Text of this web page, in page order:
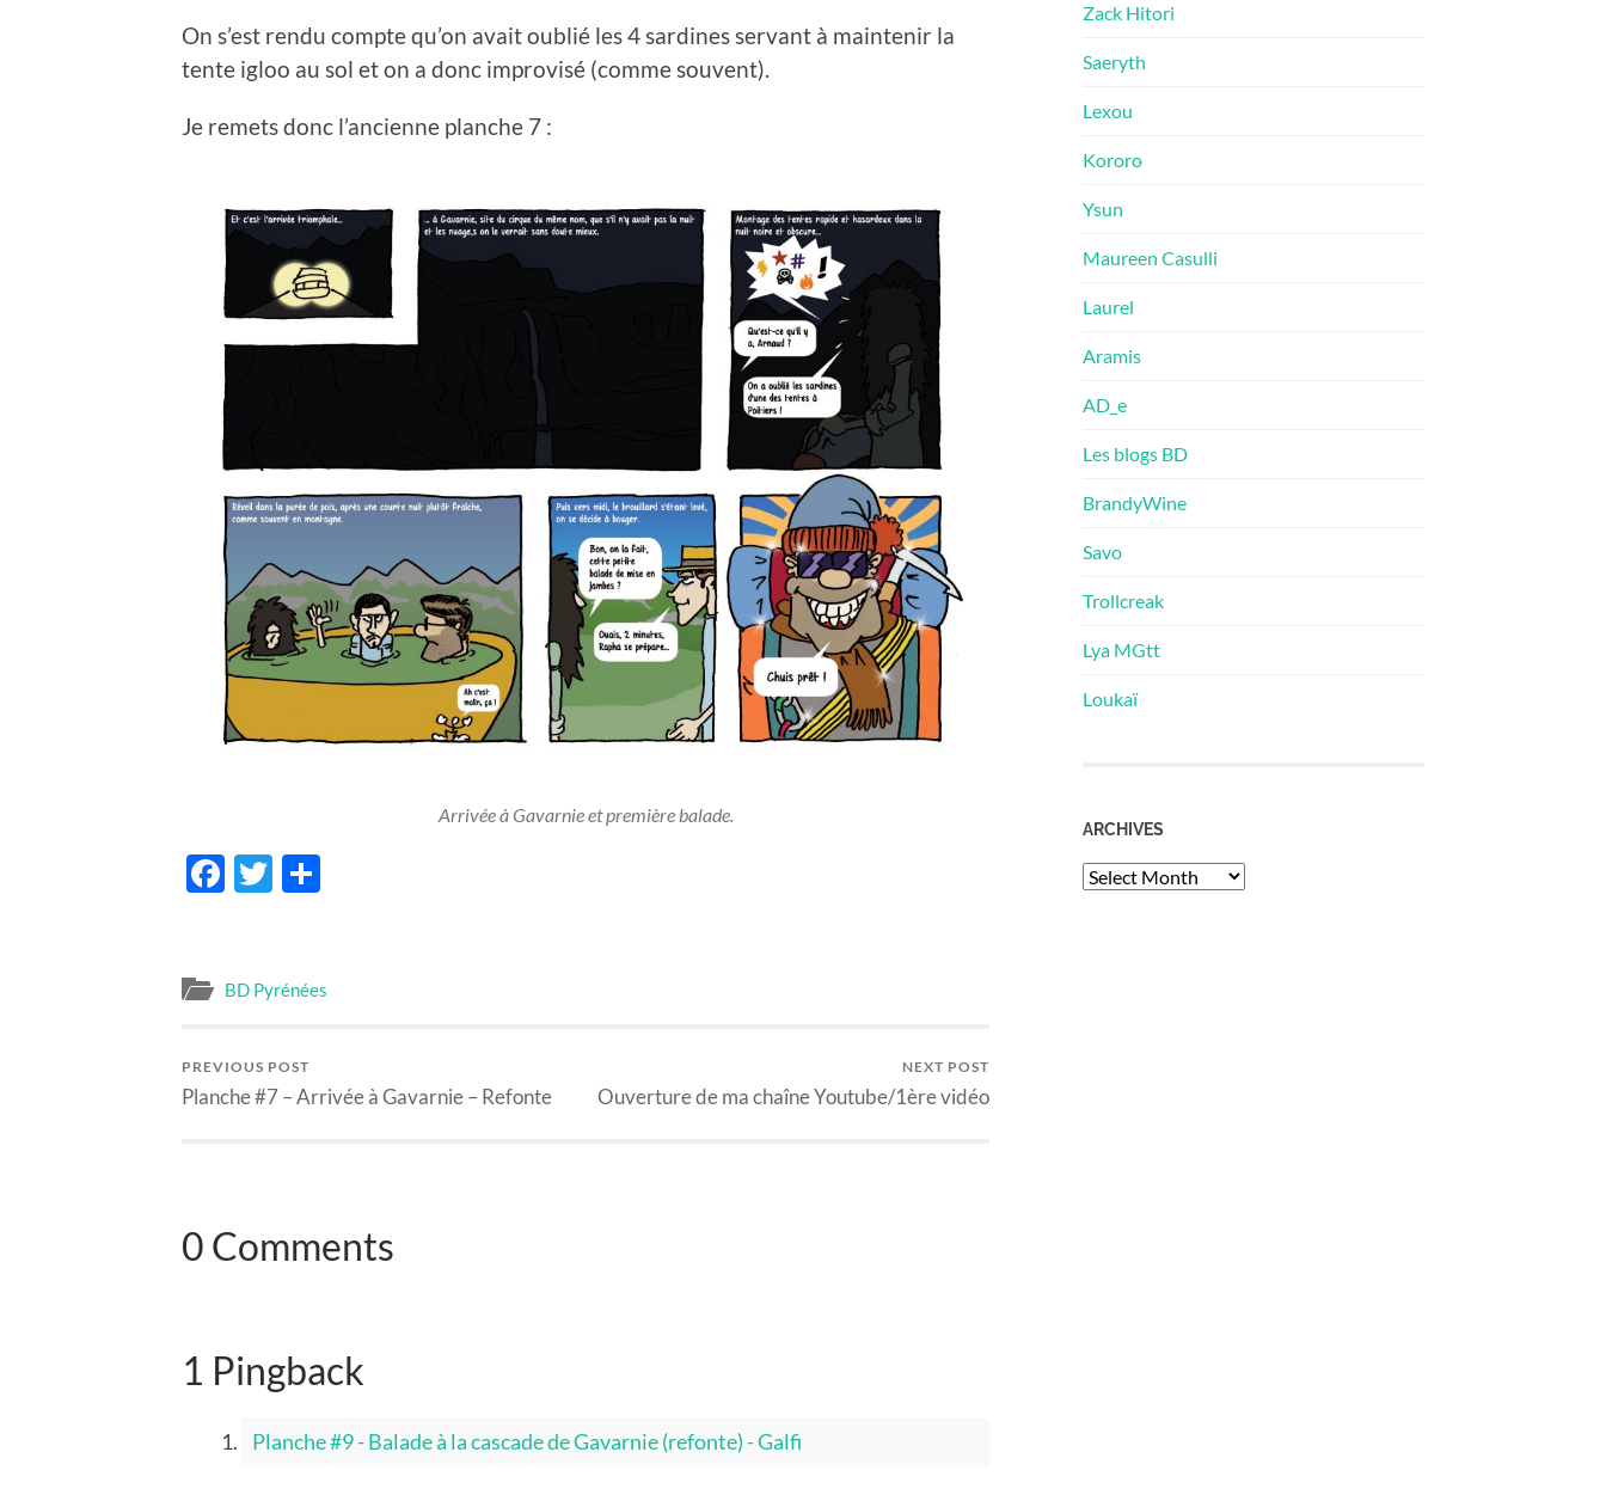
On s’est rendu compte qu’on avait oublié les 4 sardines servant à maintenir la
tente igloo au sol et on a donc improvisé (comme souvent).
Je remets donc l’ancienne planche 7 :
Arrivée à Gavarnie et première balade.
Facebook
Twitter
BD Pyrénées
PREVIOUS POST
Planche #7 – Arrivée à Gavarnie – Refonte
NEXT POST
Ouverture de ma chaîne Youtube/1ère vidéo
0 Comments
1 Pingback
Planche #9 - Balade à la cascade de Gavarnie (refonte) - Galfi
Zack Hitori
Saeryth
Lexou
Kororo
Ysun
Maureen Casulli
Laurel
Aramis
AD_e
Les blogs BD
BrandyWine
Savo
Trollcreak
Lya MGtt
Loukaï
ARCHIVES
Archives